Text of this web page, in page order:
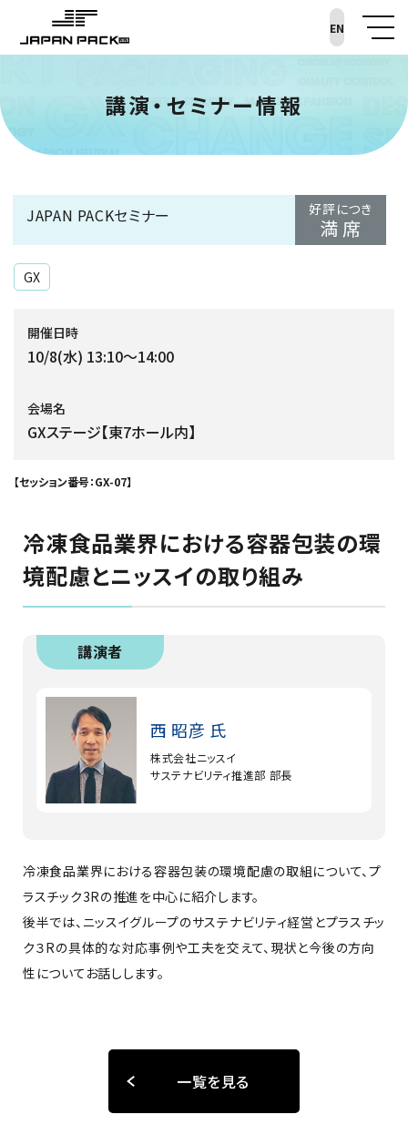
EN
講演・セミナー情報
JAPAN PACKセミナー 好評につき
満 席
GX
開催日時
10/8(水) 13:10～14:00
会場名
GXステージ【東7ホール内】
【セッション番号：GX-07】
冷凍食品業界における容器包装の環
境配慮とニッスイの取り組み
講演者
西 昭彦 氏
株式会社ニッスイ
サステナビリティ推進部 部長
冷凍食品業界における容器包装の環境配慮の取組について、プ
ラスチック3Rの推進を中心に紹介します。
後半では、ニッスイグループのサステナビリティ経営とプラスチッ
ク３Rの具体的な対応事例や工夫を交えて、現状と今後の方向
性についてお話しします。
一覧を見る